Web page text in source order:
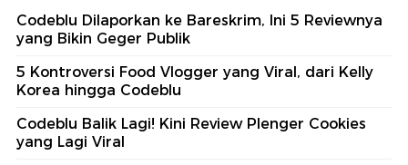
Codeblu Dilaporkan ke Bareskrim, Ini 5 Reviewnya
yang Bikin Geger Publik
5 Kontroversi Food Vlogger yang Viral, dari Kelly
Korea hingga Codeblu
Codeblu Balik Lagi! Kini Review Plenger Cookies
yang Lagi Viral